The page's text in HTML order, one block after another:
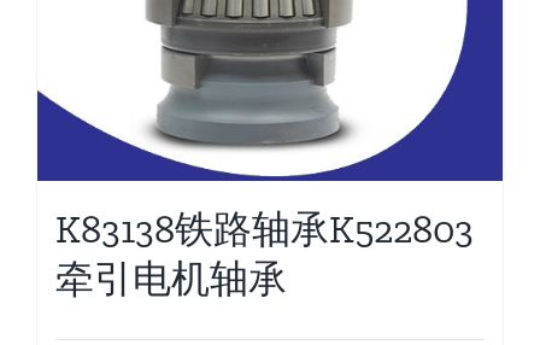
K83138铁路轴承K522803
牵引电机轴承